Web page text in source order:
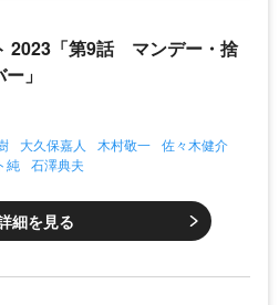
2023「第9話 マンデー・捨
」
大久保嘉人 木村敬一 佐々木健介
純 石澤典夫
細を見る